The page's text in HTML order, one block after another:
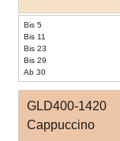
Bis 5
Bis 11
Bis 23
Bis 29
Ab 30
GLD400-1420
Cappuccino